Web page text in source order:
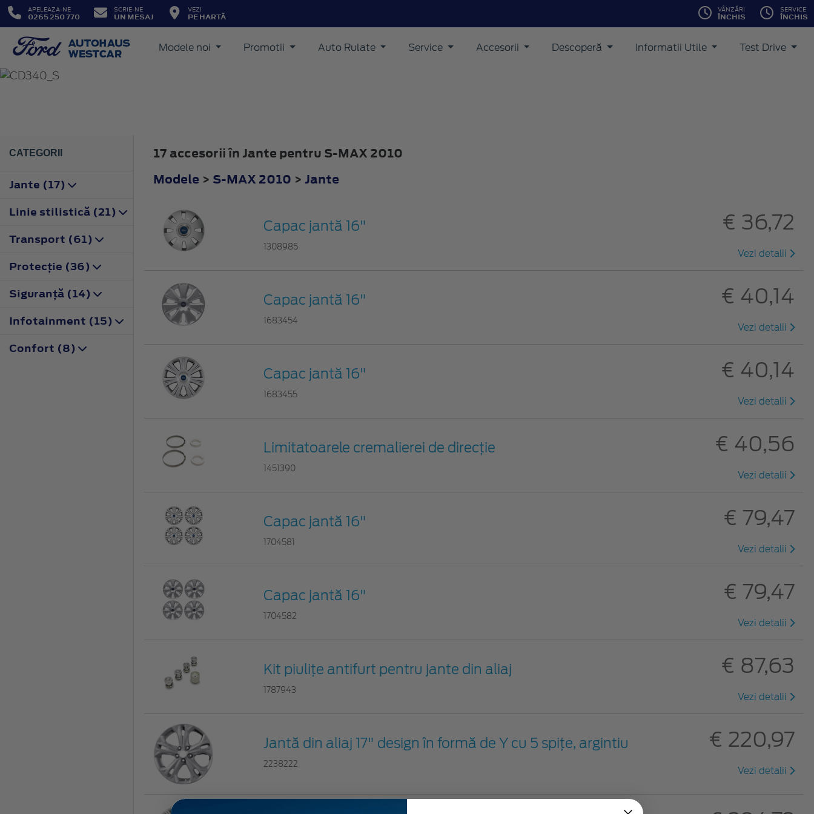
APELEAZA-NE
0265 250 770
SCRIE-NE
UN MESAJ
VEZI
PE HARTĂ
VÂNZĂRI
ÎNCHIS
SERVICE
ÎNCHIS
Modele noi Promotii Auto Rulate Service Accesorii Descoperă Informatii Utile Test Drive
S-MAX
CATEGORII
Jante (17)
Linie stilistică (21)
Transport (61)
Protecţie (36)
Siguranţă (14)
Infotainment (15)
Confort (8)
17 accesorii în Jante pentru S-MAX 2010
Modele > S-MAX 2010 > Jante
Capac jantă 16"
1308985
€ 36,72
Vezi detalii
Capac jantă 16"
1683454
€ 40,14
Vezi detalii
Capac jantă 16"
1683455
€ 40,14
Vezi detalii
Limitatoarele cremalierei de direcţie
1451390
€ 40,56
Vezi detalii
Capac jantă 16"
1704581
€ 79,47
Vezi detalii
Capac jantă 16"
1704582
€ 79,47
Vezi detalii
Kit piuliţe antifurt pentru jante din aliaj
1787943
€ 87,63
Vezi detalii
Jantă din aliaj 17" design în formă de Y cu 5 spiţe, argintiu
2238222
€ 220,97
Vezi detalii